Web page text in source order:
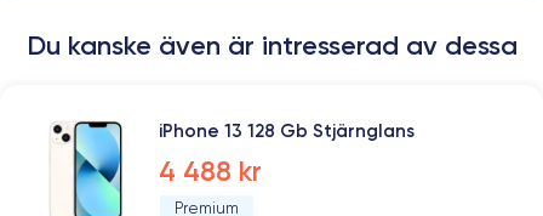
Du kanske även är intresserad av dessa
iPhone 13 128 Gb Stjärnglans
4 488 kr
Premium